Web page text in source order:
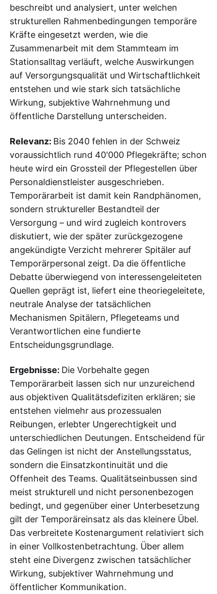
beschreibt und analysiert, unter welchen
strukturellen Rahmenbedingungen temporäre
Kräfte eingesetzt werden, wie die
Zusammenarbeit mit dem Stammteam im
Stationsalltag verläuft, welche Auswirkungen
auf Versorgungsqualität und Wirtschaftlichkeit
entstehen und wie stark sich tatsächliche
Wirkung, subjektive Wahrnehmung und
öffentliche Darstellung unterscheiden.
Relevanz: Bis 2040 fehlen in der Schweiz
voraussichtlich rund 40'000 Pflegekräfte; schon
heute wird ein Grossteil der Pflegestellen über
Personaldienstleister ausgeschrieben.
Temporärarbeit ist damit kein Randphänomen,
sondern struktureller Bestandteil der
Versorgung – und wird zugleich kontrovers
diskutiert, wie der später zurückgezogene
angekündigte Verzicht mehrerer Spitäler auf
Temporärpersonal zeigt. Da die öffentliche
Debatte überwiegend von interessengeleiteten
Quellen geprägt ist, liefert eine theoriegeleitete,
neutrale Analyse der tatsächlichen
Mechanismen Spitälern, Pflegeteams und
Verantwortlichen eine fundierte
Entscheidungsgrundlage.
Ergebnisse: Die Vorbehalte gegen
Temporärarbeit lassen sich nur unzureichend
aus objektiven Qualitätsdefiziten erklären; sie
entstehen vielmehr aus prozessualen
Reibungen, erlebter Ungerechtigkeit und
unterschiedlichen Deutungen. Entscheidend für
das Gelingen ist nicht der Anstellungsstatus,
sondern die Einsatzkontinuität und die
Offenheit des Teams. Qualitätseinbussen sind
meist strukturell und nicht personenbezogen
bedingt, und gegenüber einer Unterbesetzung
gilt der Temporäreinsatz als das kleinere Übel.
Das verbreitete Kostenargument relativiert sich
in einer Vollkostenbetrachtung. Über allem
steht eine Divergenz zwischen tatsächlicher
Wirkung, subjektiver Wahrnehmung und
öffentlicher Kommunikation.